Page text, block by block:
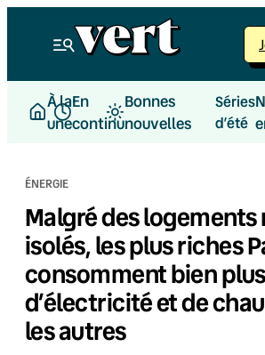
À la
une
En
continu
Bonnes
nouvelles
Séries
d’été
ÉNERGIE
Malgré des logements
isolés, les plus riches
consomment bien
d’électricité et de
les autres